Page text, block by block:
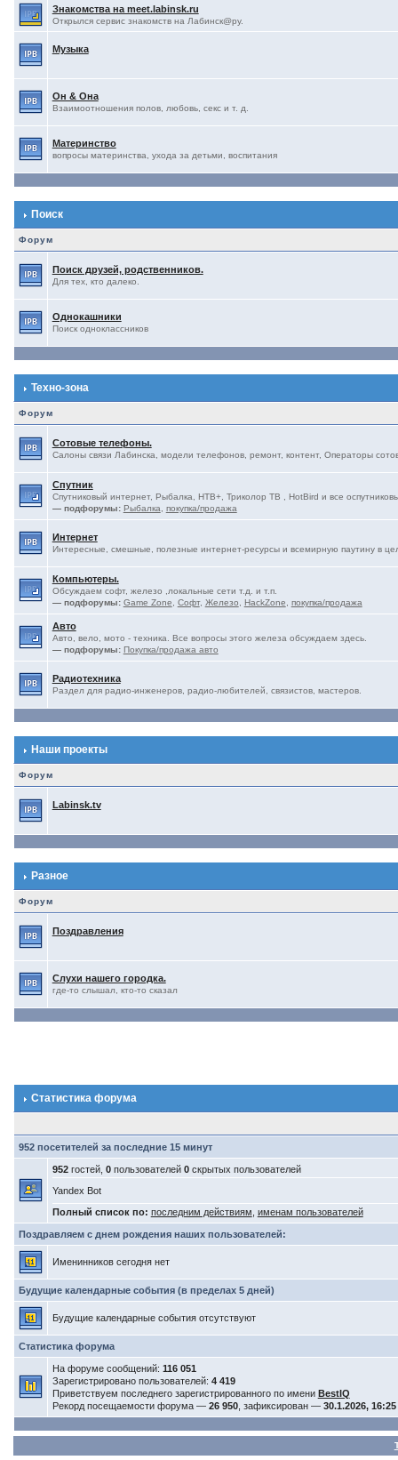
Знакомства на meet.labinsk.ru
Открылся сервис знакомств на Лабинск@ру.
Музыка
Он & Она
Взаимоотношения полов, любовь, секс и т. д.
Материнство
вопросы материнства, ухода за детьми, воспитания
Поиск
Форум
Поиск друзей, родственников.
Для тех, кто далеко.
Однокашники
Поиск одноклассников
Техно-зона
Форум
Сотовые телефоны.
Салоны связи Лабинска, модели телефонов, ремонт, контент, Операторы
Спутник
Спутниковый интернет, Рыбалка, НТВ+, Триколор ТВ , HotBird и все
— подфорумы: Рыбалка покупка/продажа
Интернет
Интересные, смешные, полезные интернет-ресурсы и всемирную паутину в
Компьютеры.
Обсуждаем софт, железо ,локальные сети т.д. и т.п.
— подфорумы: Game Zone Софт, Железо HackZone покупка/продажа
Авто
Авто, вело, мото - техника. Все вопросы этого железа обсуждаем здесь.
— подфорумы: Покупка/продажа авто
Радиотехника
Раздел для радио-инженеров, радио-любителей, связистов, мастеров.
Наши проекты
Форум
Labinsk.tv
Разное
Форум
Поздравления
Слухи нашего городка.
где-то слышал, кто-то сказал
Статистика форума
952 посетителей за последние 15 минут
952гостей, 0пользователей 0скрытых пользователей
Yandex Bot
Полный список по: последним действиям именам пользователей
Поздравляем с днем рождения наших пользователей:
Именинников сегодня нет
Будущие календарные события (в пределах 5 дней)
Будущие календарные события отсутствуют
Статистика форума
На форуме сообщений: 116 051
Зарегистрировано пользователей: 4 419
Приветствуем последнего зарегистрированного по имени BestIQ
Рекорд посещаемости форума — 26 950, зафиксирован — 30.1.2026, 16:25